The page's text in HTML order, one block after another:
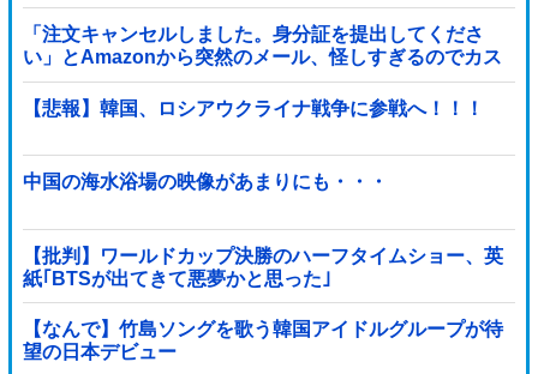
「注文キャンセルしました。身分証を提出してくださ
い」とAmazonから突然のメール、怪しすぎるのでカス
タマーに確認したら……
【悲報】韓国、ロシアウクライナ戦争に参戦へ！！！
中国の海水浴場の映像があまりにも・・・
【批判】ワールドカップ決勝のハーフタイムショー、英
紙｢BTSが出てきて悪夢かと思った｣
【なんで】竹島ソングを歌う韓国アイドルグループが待
望の日本デビュー